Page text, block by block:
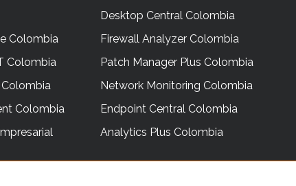
Colombia
Colombia
Colombia
Desktop Central Colombia
Firewall Analyzer Colombia
Patch Manager Plus Colombia
Network Monitoring Colombia
Endpoint Central Colombia
Analytics Plus Colombia